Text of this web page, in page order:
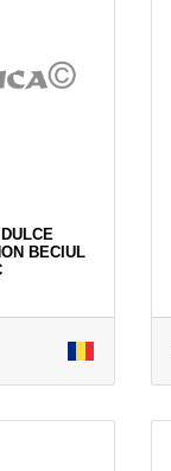
BECIUL